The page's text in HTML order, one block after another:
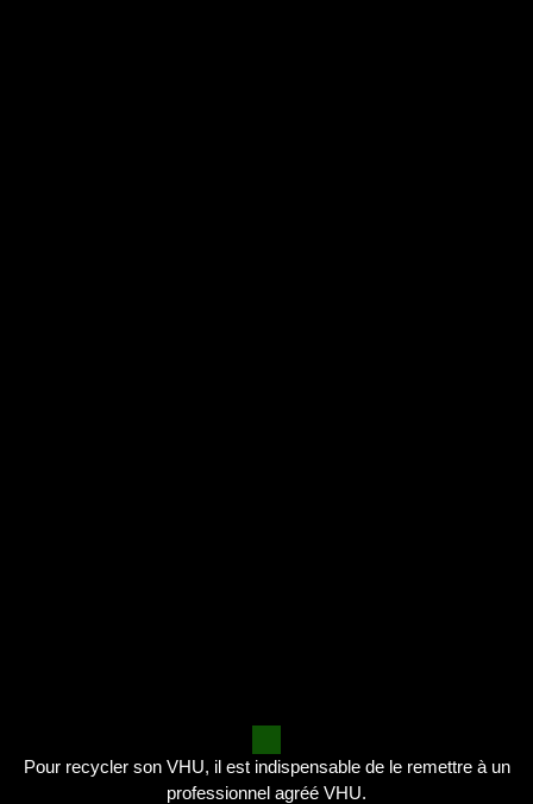
Pour recycler son VHU, il est indispensable de le remettre à un
professionnel agréé VHU.